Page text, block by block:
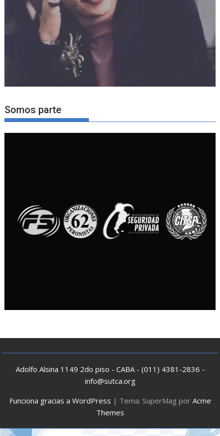
Somos parte
Adolfo Alsina 1149 2do piso - CABA - (011) 4381-2836 -
info@sutca.org
Funciona gracias a WordPress | Tema: SuperMag por Acme
Themes